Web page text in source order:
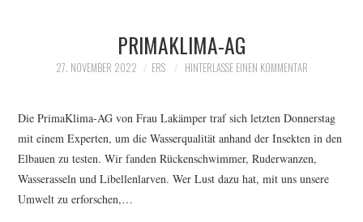
PRIMAKLIMA-AG
27. NOVEMBER 2022 ERS HINTERLASSE EINEN KOMMENTAR
Die PrimaKlima-AG von Frau Lakämper traf sich letzten Donnerstag
mit einem Experten, um die Wasserqualität anhand der Insekten in den
Elbauen zu testen. Wir fanden Rückenschwimmer, Ruderwanzen,
Wasserasseln und Libellenlarven. Wer Lust dazu hat, mit uns unsere
Umwelt zu erforschen,…